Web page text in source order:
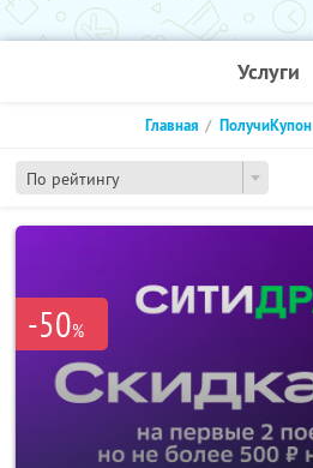
Услуги
По рейтингу
Главная ПолучиКупон
-50%